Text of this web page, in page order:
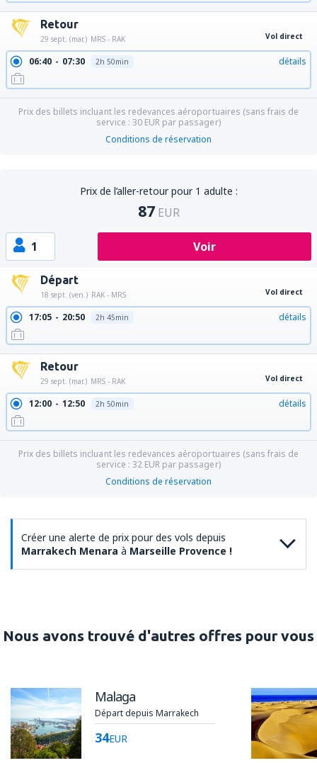
Retour
29 sept. (mar.) MRS - RAK Vol direct
06:40 07:30 2h 50min détails
Prix des billets incluant les redevances aéroportuaires (sans frais de
service : 30 EUR par passager)
Conditions de réservation
Prix de l’aller-retour pour 1 adulte :
87 EUR
1 Voir
Départ
18 sept. (ven.) RAK - MRS Vol direct
17:05 20:50 2h 45min détails
Retour
29 sept. (mar.) MRS - RAK Vol direct
12:00 12:50 2h 50min détails
Prix des billets incluant les redevances aéroportuaires (sans frais de
service : 32 EUR par passager)
Conditions de réservation
Créer une alerte de prix pour des vols depuis
Marrakech Menara à Marseille Provence !
Nous avons trouvé d'autres offres pour vous
Malaga
Départ depuis Marrakech
34EUR